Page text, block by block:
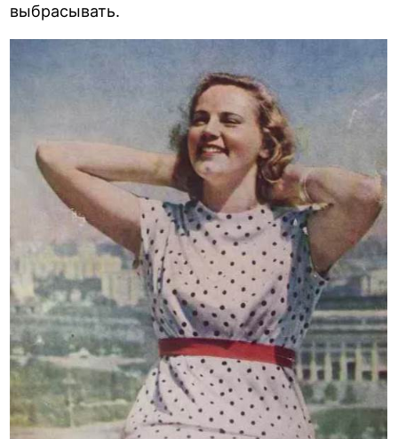
выбрасывать.